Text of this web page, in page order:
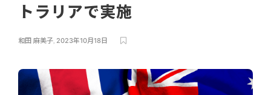
トラリアで実施
和田 麻美子, 2023年10月18日